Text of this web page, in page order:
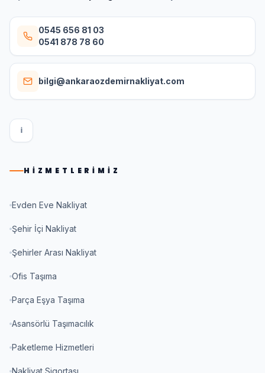
0545 656 81 03
0541 878 78 60
bilgi@ankaraozdemirnakliyat.com
I
HIZMETLERIMIZ
Evden Eve Nakliyat
Şehir İçi Nakliyat
Şehirler Arası Nakliyat
Ofis Taşıma
Parça Eşya Taşıma
Asansörlü Taşımacılık
Paketleme Hizmetleri
Nakliyat Sigortası